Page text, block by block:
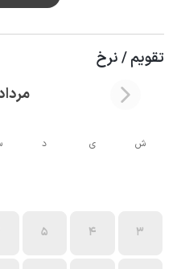
تقویم / نرخ
مرداد
ش ی د
3
4
5